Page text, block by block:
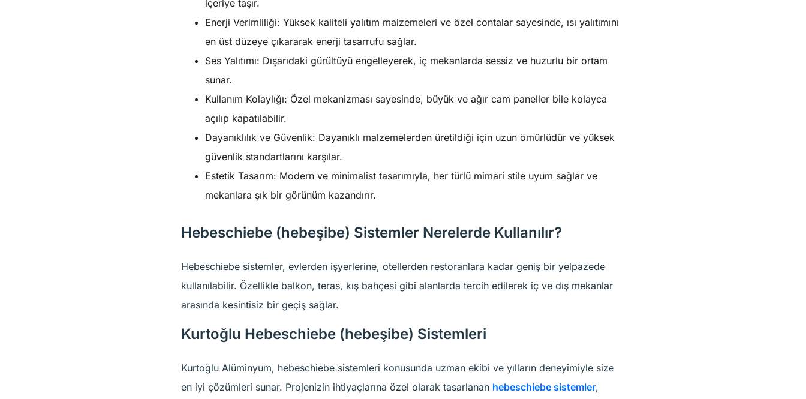
içeriye taşır.
Enerji Verimliliği: Yüksek kaliteli yalıtım malzemeleri ve özel contalar sayesinde, ısı yalıtımını
en üst düzeye çıkararak enerji tasarrufu sağlar.
Ses Yalıtımı: Dışarıdaki gürültüyü engelleyerek, iç mekanlarda sessiz ve huzurlu bir ortam
sunar.
Kullanım Kolaylığı: Özel mekanizması sayesinde, büyük ve ağır cam paneller bile kolayca
açılıp kapatılabilir.
Dayanıklılık ve Güvenlik: Dayanıklı malzemelerden üretildiği için uzun ömürlüdür ve yüksek
güvenlik standartlarını karşılar.
Estetik Tasarım: Modern ve minimalist tasarımıyla, her türlü mimari stile uyum sağlar ve
mekanlara şık bir görünüm kazandırır.
Hebeschiebe (hebeşibe) Sistemler Nerelerde Kullanılır?
Hebeschiebe sistemler, evlerden işyerlerine, otellerden restoranlara kadar geniş bir yelpazede
kullanılabilir. Özellikle balkon, teras, kış bahçesi gibi alanlarda tercih edilerek iç ve dış mekanlar
arasında kesintisiz bir geçiş sağlar.
Kurtoğlu Hebeschiebe (hebeşibe) Sistemleri
Kurtoğlu Alüminyum, hebeschiebe sistemleri konusunda uzman ekibi ve yılların deneyimiyle size
en iyi çözümleri sunar. Projenizin ihtiyaçlarına özel olarak tasarlanan hebeschiebe sistemler,